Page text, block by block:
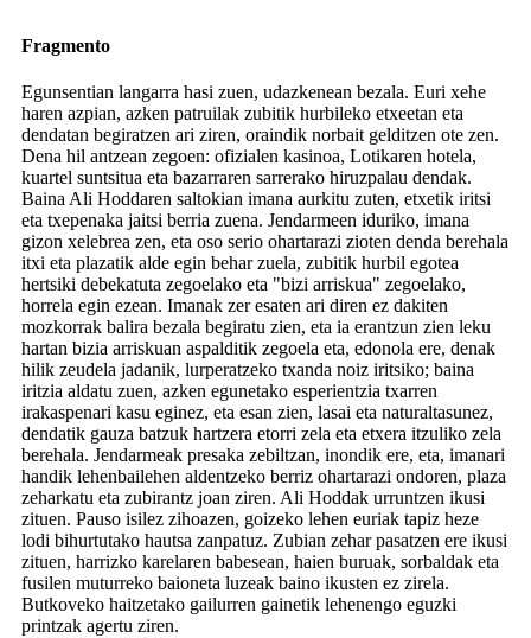
Fragmento
Egunsentian langarra hasi zuen, udazkenean bezala. Euri xehe
haren azpian, azken patruilak zubitik hurbileko etxeetan eta
dendatan begiratzen ari ziren, oraindik norbait gelditzen ote zen.
Dena hil antzean zegoen: ofizialen kasinoa, Lotikaren hotela,
kuartel suntsitua eta bazarraren sarrerako hiruzpalau dendak.
Baina Ali Hoddaren saltokian imana aurkitu zuten, etxetik iritsi
eta txepenaka jaitsi berria zuena. Jendarmeen iduriko, imana
gizon xelebrea zen, eta oso serio ohartarazi zioten denda berehala
itxi eta plazatik alde egin behar zuela, zubitik hurbil egotea
hertsiki debekatuta zegoelako eta "bizi arriskua" zegoelako,
horrela egin ezean. Imanak zer esaten ari diren ez dakiten
mozkorrak balira bezala begiratu zien, eta ia erantzun zien leku
hartan bizia arriskuan aspalditik zegoela eta, edonola ere, denak
hilik zeudela jadanik, lurperatzeko txanda noiz iritsiko; baina
iritzia aldatu zuen, azken egunetako esperientzia txarren
irakaspenari kasu eginez, eta esan zien, lasai eta naturaltasunez,
dendatik gauza batzuk hartzera etorri zela eta etxera itzuliko zela
berehala. Jendarmeak presaka zebiltzan, inondik ere, eta, imanari
handik lehenbailehen aldentzeko berriz ohartarazi ondoren, plaza
zeharkatu eta zubirantz joan ziren. Ali Hoddak urruntzen ikusi
zituen. Pauso isilez zihoazen, goizeko lehen euriak tapiz heze
lodi bihurtutako hautsa zanpatuz. Zubian zehar pasatzen ere ikusi
zituen, harrizko karelaren babesean, haien buruak, sorbaldak eta
fusilen muturreko baioneta luzeak baino ikusten ez zirela.
Butkoveko haitzetako gailurren gainetik lehenengo eguzki
printzak agertu ziren.